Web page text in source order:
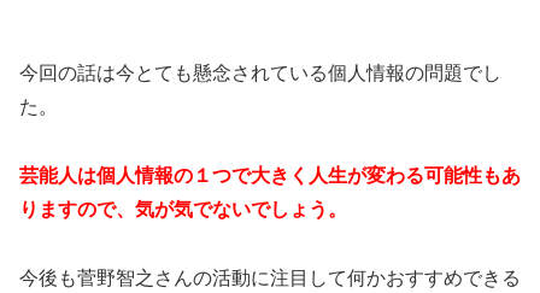
今回の話は今とても懸念されている個人情報の問題でし
た。
芸能人は個人情報の１つで大きく人生が変わる可能性もあ
りますので、気が気でないでしょう。
今後も菅野智之さんの活動に注目して何かおすすめできる